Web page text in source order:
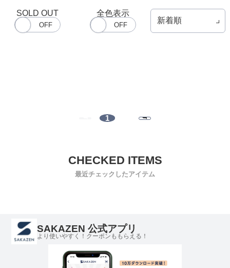
SOLD OUT 全色表示
1
最近チェックしたアイテム
SAKAZEN 公式アプリ
より使いやすく！クーポンももらえる！